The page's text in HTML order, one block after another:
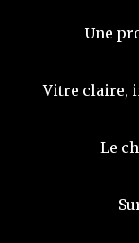
Une
Vitre claire,
Le